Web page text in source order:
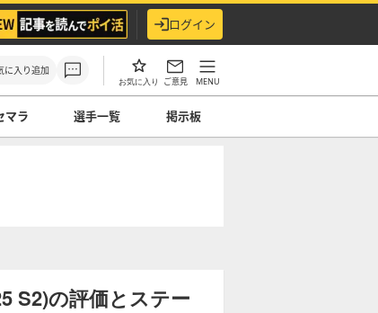
ログイン
に入り追加
お気に入り ご意見 MENU
マラ 選手一覧 掲示板
S2)の評価とステー